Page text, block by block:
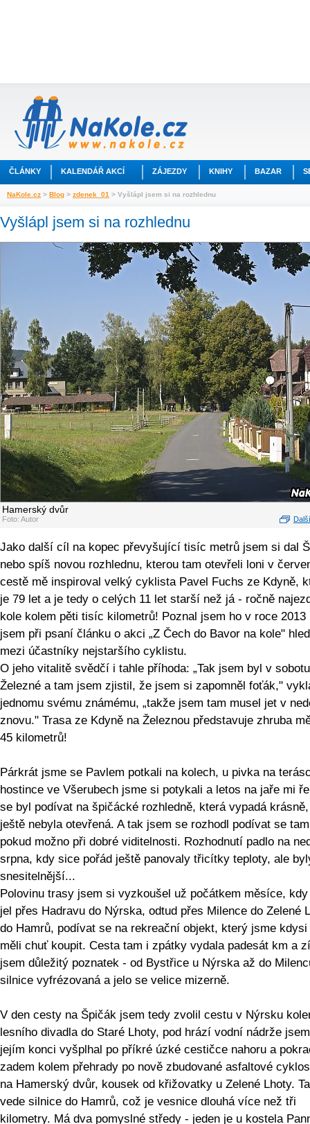
ČLÁNKY KALENDÁŘ AKCÍ ZÁJEZDY KNIHY BAZAR
NaKole.cz > Blog > zdenek_01 > Vyšlápl jsem si na rozhlednu
Vyšlápl jsem si na rozhlednu
Hamerský dvůr
Foto: Autor
Jako další cíl na kopec převyšující tisíc metrů jsem si dal
nebo spíš novou rozhlednu, kterou tam otevřeli loni v
cestě mě inspiroval velký cyklista Pavel Fuchs ze Kdyně,
je 79 let a je tedy o celých 11 let starší než já - ročně
kole kolem pěti tisíc kilometrů! Poznal jsem ho v roce 2013
jsem při psaní článku o akci „Z Čech do Bavor na kole"
mezi účastníky nejstaršího cyklistu.
O jeho vitalitě svědčí i tahle příhoda: „Tak jsem byl v
Železné a tam jsem zjistil, že jsem si zapomněl foťák,"
jednomu svému známému, „takže jsem tam musel jet v
znovu." Trasa ze Kdyně na Železnou představuje zhruba
45 kilometrů!
Párkrát jsme se Pavlem potkali na kolech, u pivka na
hostince ve Všerubech jsme si potykali a letos na jaře mi
se byl podívat na špičácké rozhledně, která vypadá
ještě nebyla otevřená. A tak jsem se rozhodl podívat se
pokud možno při dobré viditelnosti. Rozhodnutí padlo na
srpna, kdy sice pořád ještě panovaly třicítky teploty, ale
snesitelnější...
Polovinu trasy jsem si vyzkoušel už počátkem měsíce,
jel přes Hadravu do Nýrska, odtud přes Milence do Zelené
do Hamrů, podívat se na rekreační objekt, který jsme kdysi
měli chuť koupit. Cesta tam i zpátky vydala padesát km a
jsem důležitý poznatek - od Bystřice u Nýrska až do
silnice vyfrézovaná a jelo se velice mizerně.
V den cesty na Špičák jsem tedy zvolil cestu v Nýrsku
lesního divadla do Staré Lhoty, pod hrází vodní nádrže
jejím konci vyšplhal po příkré úzké cestičce nahoru a
zadem kolem přehrady po nově zbudované asfaltové
na Hamerský dvůr, kousek od křižovatky u Zelené Lhoty.
vede silnice do Hamrů, což je vesnice dlouhá více než tři
kilometry. Má dva pomyslné středy - jeden je u kostela